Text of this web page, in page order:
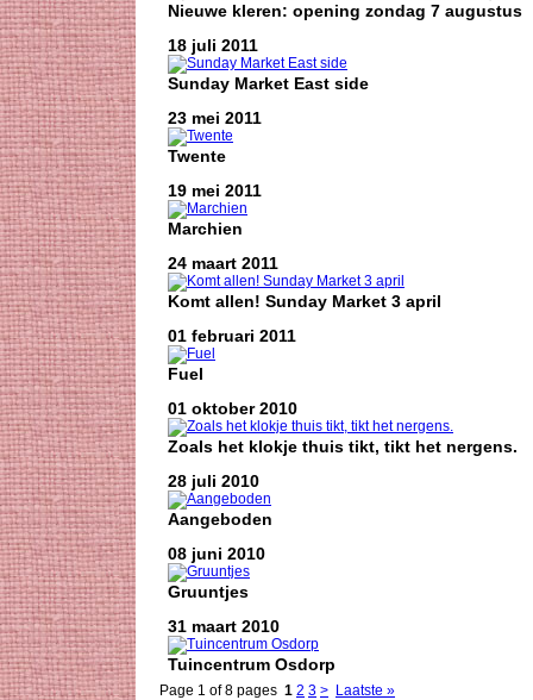
Nieuwe kleren: opening zondag 7 augustus
18 juli 2011
Sunday Market East side
23 mei 2011
Twente
19 mei 2011
Marchien
24 maart 2011
Komt allen! Sunday Market 3 april
01 februari 2011
Fuel
01 oktober 2010
Zoals het klokje thuis tikt, tikt het nergens.
28 juli 2010
Aangeboden
08 juni 2010
Gruuntjes
31 maart 2010
Tuincentrum Osdorp
Page 1 of 8 pages 1 2 3 > Laatste »